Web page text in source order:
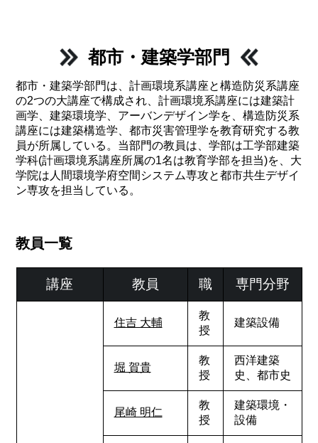
都市・建築学部門
都市・建築学部門は、計画環境系講座と構造防災系講座
の2つの大講座で構成され、計画環境系講座には建築計
画学、建築環境学、アーバンデザイン学を、構造防災系
講座には建築構造学、都市災害管理学を教育研究する教
員が所属している。当部門の教員は、学部は工学部建築
学科(計画環境系講座所属の1名は教育学部を担当)を、大
学院は人間環境学府空間システム専攻と都市共生デザイ
ン専攻を担当している。
教員一覧
講座 教員 職 専門分野
住吉 大輔
教
授
建築設備
堀 賀貴
教
授
西洋建築
史、都市史
尾崎 明仁
教
授
建築環境・
設備